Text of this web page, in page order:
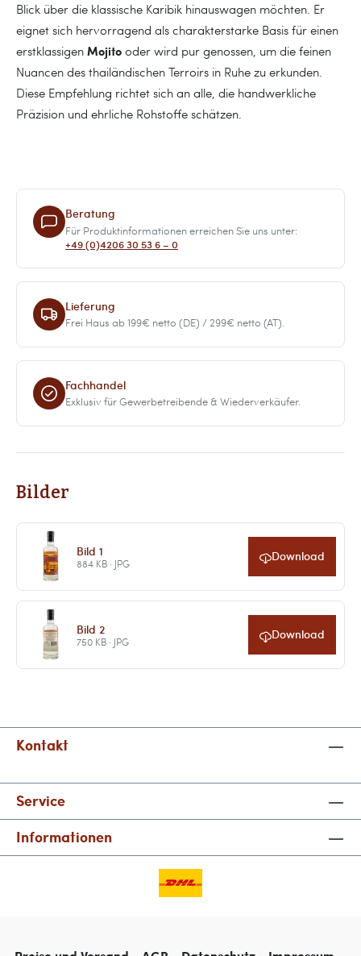
Blick über die klassische Karibik hinauswagen möchten. Er
eignet sich hervorragend als charakterstarke Basis für einen
erstklassigen Mojito oder wird pur genossen, um die feinen
Nuancen des thailändischen Terroirs in Ruhe zu erkunden.
Diese Empfehlung richtet sich an alle, die handwerkliche
Präzision und ehrliche Rohstoffe schätzen.
Beratung
Für Produktinformationen erreichen Sie uns unter:
+49 (0)4206 30 53 6 – 0
Lieferung
Frei Haus ab 199€ netto (DE) / 299€ netto (AT).
Fachhandel
Exklusiv für Gewerbetreibende & Wiederverkäufer.
Bilder
Bild 1
884 KB · JPG Download
Bild 2
750 KB · JPG Download
Kontakt
Service
Informationen